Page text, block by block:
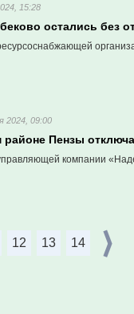
15:28
остались без
2024, 09:00
Пензы
компании
12 13 14